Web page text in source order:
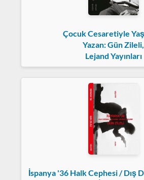
Çocuk Cesaretiyle
Yazan: Gün Zileli,
Lejand Yayınları
İspanya '36 Halk Cephesi / Dış